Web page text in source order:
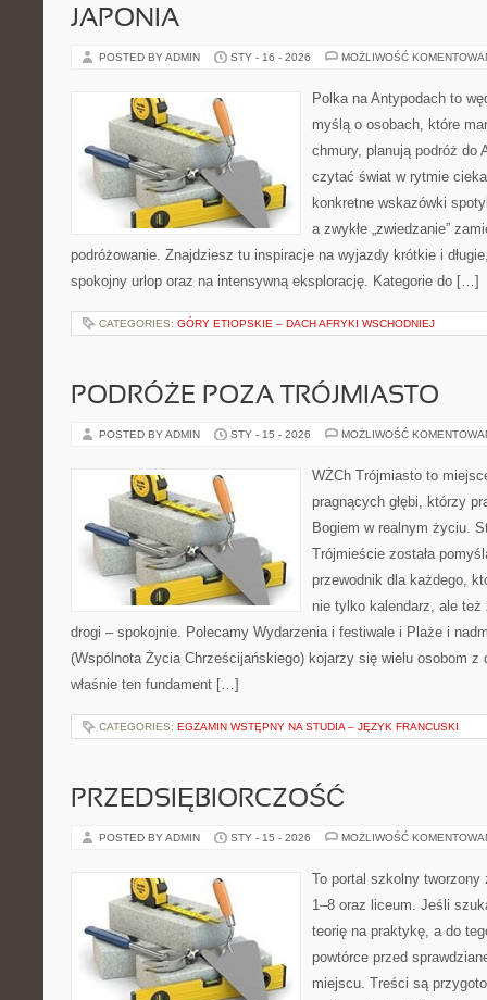
JAPONIA
POSTED BY ADMIN STY - 16 - 2026 MOŻLIWOŚĆ
Polka na Antypodach to
myślą o osobach, które
chmury, planują podróż do
czytać świat w rytmie
konkretne wskazówki
a zwykłe „zwiedzanie”
podróżowanie. Znajdziesz tu inspiracje na wyjazdy krótkie i
spokojny urlop oraz na intensywną eksplorację. Kategorie do […]
CATEGORIES: GÓRY ETIOPSKIE – DACH AFRYKI WSCHODNIEJ
PODRÓŻE POZA TRÓJMIASTO
POSTED BY ADMIN STY - 15 - 2026 MOŻLIWOŚĆ
WŻCh Trójmiasto to
pragnących głębi, którzy
Bogiem w realnym życiu.
Trójmieście została
przewodnik dla każdego,
nie tylko kalendarz, ale też
drogi – spokojnie. Polecamy Wydarzenia i festiwale i Plaże i
(Wspólnota Życia Chrześcijańskiego) kojarzy się wielu osobom z
właśnie ten fundament […]
CATEGORIES: EGZAMIN WSTĘPNY NA STUDIA – JĘZYK FRANCUSKI
PRZEDSIĘBIORCZOŚĆ
POSTED BY ADMIN STY - 15 - 2026 MOŻLIWOŚĆ
To portal szkolny
1–8 oraz liceum. Jeśli
teorię na praktykę, a do
powtórce przed
miejscu. Treści są